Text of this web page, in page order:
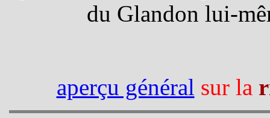
du Glandon lui-
aperçu général sur la